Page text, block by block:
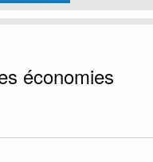
économies